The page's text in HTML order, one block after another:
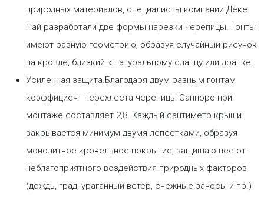
природных материалов, специалисты компании Деке
Пай разработали две формы нарезки черепицы. Гонты
имеют разную геометрию, образуя случайный рисунок
на кровле, близкий к натуральному сланцу или дранке.
Усиленная защита.Благодаря двум разным гонтам
коэффициент перехлеста черепицы Саппоро при
монтаже составляет 2,8. Каждый сантиметр крыши
закрывается минимум двумя лепестками, образуя
монолитное кровельное покрытие, защищающее от
неблагоприятного воздействия природных факторов
(дождь, град, ураганный ветер, снежные заносы и пр.)